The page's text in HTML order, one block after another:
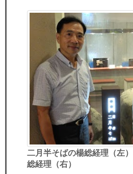
二月半そばの楊総経理（左
総経理（右）